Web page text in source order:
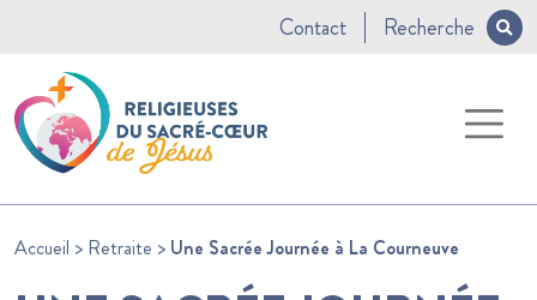
Contact Recherche
Accueil > Retraite > Une Sacrée Journée à La Courneuve